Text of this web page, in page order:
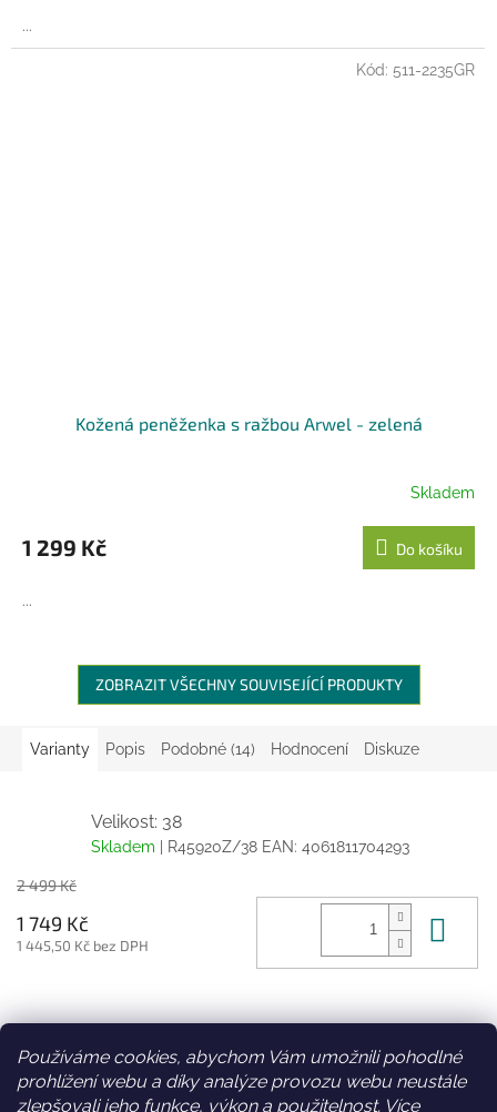
Používáme cookies, abychom Vám umožnili pohodlné
prohlížení webu a díky analýze provozu webu neustále
zlepšovali jeho funkce, výkon a použitelnost. Více
...
Kožená peněženka s ražbou Arwel - zelená
Skladem
1 299 Kč Do košíku
...
Kód: 511-2235GR
ZOBRAZIT VŠECHNY SOUVISEJÍCÍ PRODUKTY
Varianty Popis Podobné (14) Hodnocení Diskuze
Velikost: 38
Skladem | R45920Z/38 EAN: 4061811704293
2 499 Kč
1 749 Kč
1 445,50 Kč bez DPH
Z
Facebook Věrnostní slevy